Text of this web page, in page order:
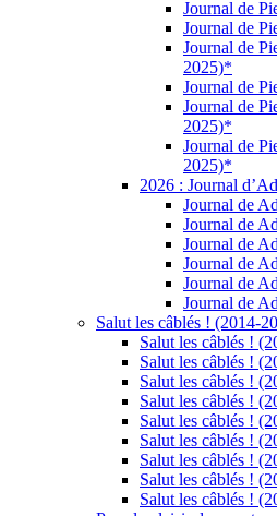
Journal de
Journal de
Journal de
2025)*
Journal de
Journal de
2025)*
Journal de
2025)*
2026 : Journal
Journal de
Journal de
Journal de
Journal de
Journal de
Journal de
Salut les câblés ! (2014-
Salut les câblés !
Salut les câblés !
Salut les câblés !
Salut les câblés !
Salut les câblés !
Salut les câblés !
Salut les câblés !
Salut les câblés !
Salut les câblés !